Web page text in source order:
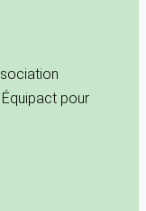
pour